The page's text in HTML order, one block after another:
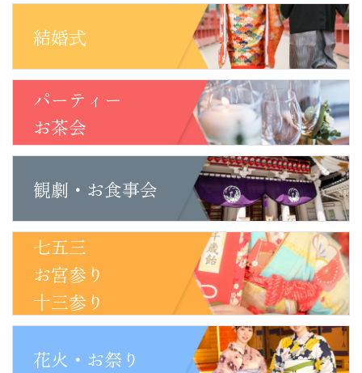
結婚式
パーティー
お茶会
観劇・お食事会
七五三
お宮参り
十三参り
花火・お祭り